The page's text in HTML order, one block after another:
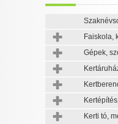
Faiskola,
Gépek,
Kerti tó,